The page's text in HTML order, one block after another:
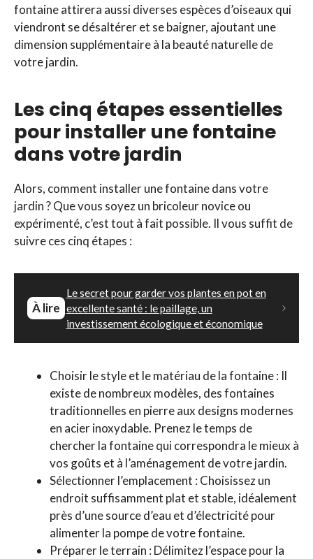
fontaine attirera aussi diverses espèces d’oiseaux qui
viendront se désaltérer et se baigner, ajoutant une
dimension supplémentaire à la beauté naturelle de
votre jardin.
Les cinq étapes essentielles
pour installer une fontaine
dans votre jardin
Alors, comment installer une fontaine dans votre
jardin ? Que vous soyez un bricoleur novice ou
expérimenté, c’est tout à fait possible. Il vous suffit de
suivre ces cinq étapes :
À lire
Le secret pour garder vos plantes en pot en
excellente santé : le paillage, un
investissement écologique et économique
Choisir le style et le matériau de la fontaine : Il
existe de nombreux modèles, des fontaines
traditionnelles en pierre aux designs modernes
en acier inoxydable. Prenez le temps de
chercher la fontaine qui correspondra le mieux à
vos goûts et à l’aménagement de votre jardin.
Sélectionner l’emplacement : Choisissez un
endroit suffisamment plat et stable, idéalement
près d’une source d’eau et d’électricité pour
alimenter la pompe de votre fontaine.
Préparer le terrain : Délimitez l’espace pour la